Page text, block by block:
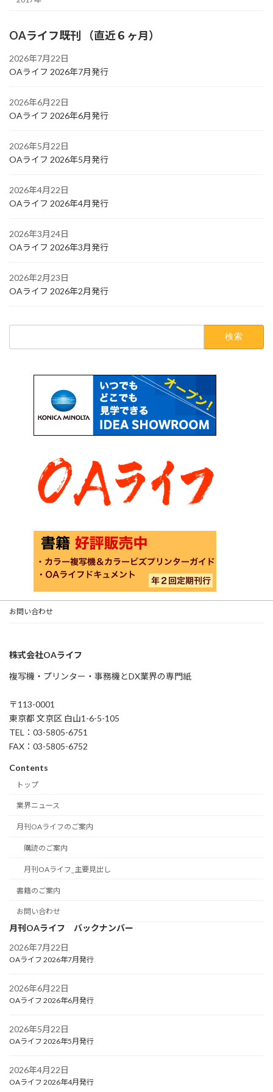
OAライフ既刊 （直近６ヶ月）
2026年7月22日
OAライフ 2026年7月発行
2026年6月22日
OAライフ 2026年6月発行
2026年5月22日
OAライフ 2026年5月発行
2026年4月22日
OAライフ 2026年4月発行
2026年3月24日
OAライフ 2026年3月発行
2026年2月23日
OAライフ 2026年2月発行
お問い合わせ
株式会社OAライフ
複写機・プリンター・事務機とDX業界の専門紙
〒113-0001
東京都 文京区 白山1-6-5-105
TEL：03-5805-6751
FAX：03-5805-6752
Contents
トップ
業界ニュース
月刊OAライフのご案内
購読のご案内
月刊OAライフ_主要見出し
書籍のご案内
お問い合わせ
月刊OAライフ バックナンバー
2026年7月22日
OAライフ 2026年7月発行
2026年6月22日
OAライフ 2026年6月発行
2026年5月22日
OAライフ 2026年5月発行
2026年4月22日
OAライフ 2026年4月発行